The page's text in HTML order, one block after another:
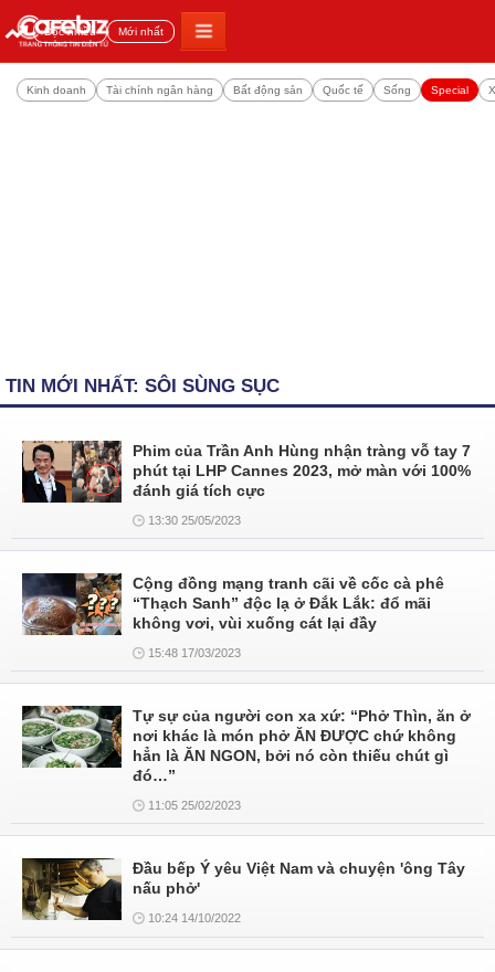
Đọc nhiều Mới nhất
Kinh doanh Tài chính ngân hàng Bất động sản Quốc tế Sống Special
TIN MỚI NHẤT: SÔI SÙNG SỤC
Phim của Trần Anh Hùng nhận tràng vỗ tay 7
phút tại LHP Cannes 2023, mở màn với 100%
đánh giá tích cực
13:30 25/05/2023
Cộng đồng mạng tranh cãi về cốc cà phê
“Thạch Sanh” độc lạ ở Đắk Lắk: đổ mãi
không vơi, vùi xuống cát lại đầy
15:48 17/03/2023
Tự sự của người con xa xứ: “Phở Thìn, ăn ở
nơi khác là món phở ĂN ĐƯỢC chứ không
hẳn là ĂN NGON, bởi nó còn thiếu chút gì
đó…”
11:05 25/02/2023
Đầu bếp Ý yêu Việt Nam và chuyện 'ông Tây
nấu phở'
10:24 14/10/2022